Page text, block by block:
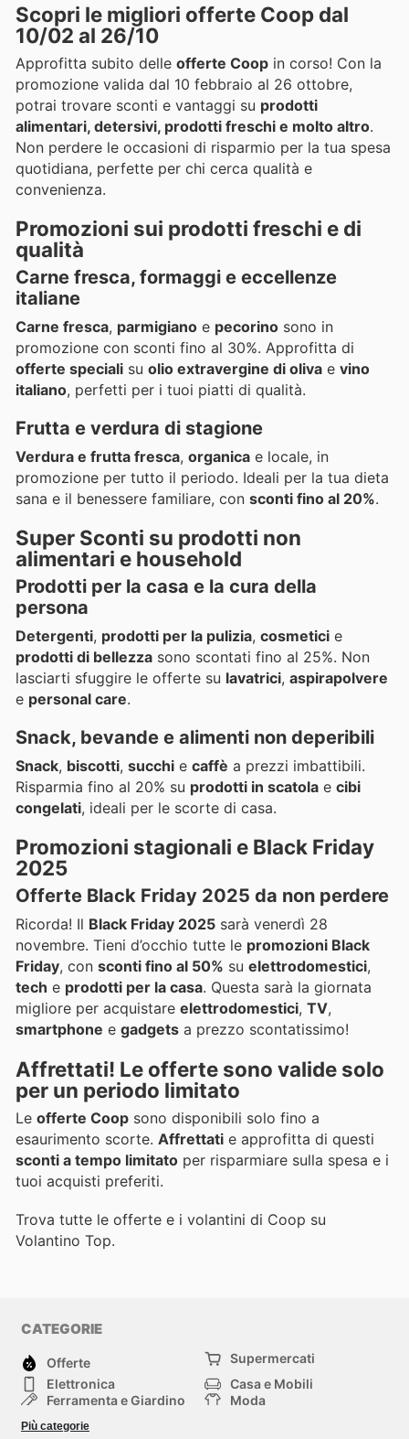
Scopri le migliori offerte Coop dal
10/02 al 26/10
Approfitta subito delle offerte Coop in corso! Con la
promozione valida dal 10 febbraio al 26 ottobre,
potrai trovare sconti e vantaggi su prodotti
alimentari, detersivi, prodotti freschi e molto altro.
Non perdere le occasioni di risparmio per la tua spesa
quotidiana, perfette per chi cerca qualità e
convenienza.
Promozioni sui prodotti freschi e di
qualità
Carne fresca, formaggi e eccellenze
italiane
Carne fresca, parmigiano e pecorino sono in
promozione con sconti fino al 30%. Approfitta di
offerte speciali su olio extravergine di oliva e vino
italiano, perfetti per i tuoi piatti di qualità.
Frutta e verdura di stagione
Verdura e frutta fresca, organica e locale, in
promozione per tutto il periodo. Ideali per la tua dieta
sana e il benessere familiare, con sconti fino al 20%.
Super Sconti su prodotti non
alimentari e household
Prodotti per la casa e la cura della
persona
Detergenti, prodotti per la pulizia, cosmetici e
prodotti di bellezza sono scontati fino al 25%. Non
lasciarti sfuggire le offerte su lavatrici, aspirapolvere
e personal care.
Snack, bevande e alimenti non deperibili
Snack, biscotti, succhi e caffè a prezzi imbattibili.
Risparmia fino al 20% su prodotti in scatola e cibi
congelati, ideali per le scorte di casa.
Promozioni stagionali e Black Friday
2025
Offerte Black Friday 2025 da non perdere
Ricorda! Il Black Friday 2025 sarà venerdì 28
novembre. Tieni d’occhio tutte le promozioni Black
Friday, con sconti fino al 50% su elettrodomestici,
tech e prodotti per la casa. Questa sarà la giornata
migliore per acquistare elettrodomestici, TV,
smartphone e gadgets a prezzo scontatissimo!
Affrettati! Le offerte sono valide solo
per un periodo limitato
Le offerte Coop sono disponibili solo fino a
esaurimento scorte. Affrettati e approfitta di questi
sconti a tempo limitato per risparmiare sulla spesa e i
tuoi acquisti preferiti.
Trova tutte le offerte e i volantini di Coop su
Volantino Top.
CATEGORIE
Offerte
Supermercati
Elettronica
Casa e Mobili
Ferramenta e Giardino
Moda
Bambini e Neonati
Più categorie